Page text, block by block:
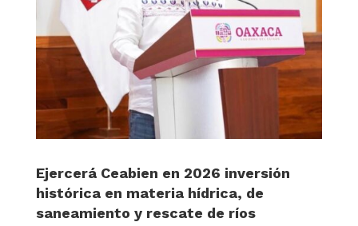
Ejercerá Ceabien en 2026 inversión
histórica en materia hídrica, de
saneamiento y rescate de ríos